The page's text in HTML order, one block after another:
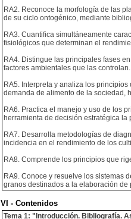
RA2. Reconoce la morfología de las
de su ciclo ontogénico, mediante
RA3. Cuantifica simultáneamente
fisiológicos que determinan el
RA4. Distingue las principales fases
factores ambientales que las controlan.
RA5. Interpreta y analiza los
demanda de alimento de la sociedad,
RA6. Practica el manejo y uso de los
herramienta de decisión estratégica
RA7. Desarrolla metodologías de
incidencia en el rendimiento de los
RA8. Comprende los principios que
RA9. Conoce y resuelve los sistemas
granos destinados a la elaboración de
VI - Contenidos
Tema 1: "Introducción. Bibliografía.